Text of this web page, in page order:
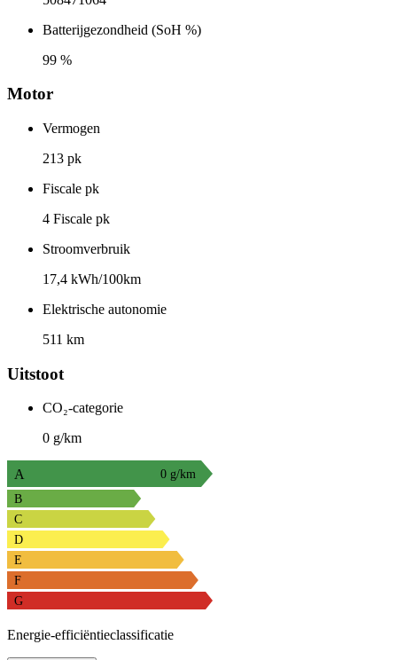
Batterijgezondheid (SoH %)
99 %
Motor
Vermogen
213 pk
Fiscale pk
4 Fiscale pk
Stroomverbruik
17,4 kWh/100km
Elektrische autonomie
511 km
Uitstoot
CO₂-categorie
0 g/km
A
0 g/km
B
C
D
E
F
G
Energie-efficiëntieclassificatie